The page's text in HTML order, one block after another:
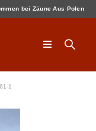
bei Zäune Aus Polen
1